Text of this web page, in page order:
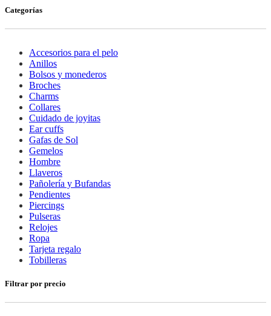
12,00€.6,00€.
Categorías
Accesorios para el pelo
Anillos
Bolsos y monederos
Broches
Charms
Collares
Cuidado de joyitas
Ear cuffs
Gafas de Sol
Gemelos
Hombre
Llaveros
Pañolería y Bufandas
Pendientes
Piercings
Pulseras
Relojes
Ropa
Tarjeta regalo
Tobilleras
Filtrar por precio